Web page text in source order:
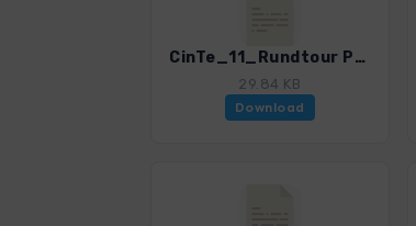
CinTe_11_Rundtour Passo del Bracco.gpx
29.84 KB
Download